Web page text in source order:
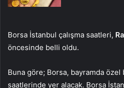
Borsa İstanbul çalışma saatleri,
öncesinde belli oldu.
Buna göre; Borsa, bayramda özel
saatlerinde yer alacak. Borsa